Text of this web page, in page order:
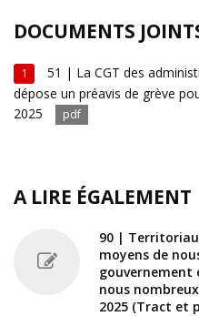
DOCUMENTS
1
51 | La CGT des
dépose un préavis de grève
2025
pdf
A LIRE ÉGALEMENT
90 |
moyens de
nous
2025 (Tract et